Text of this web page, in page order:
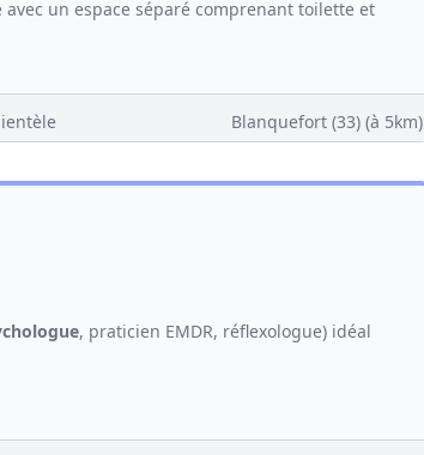
un espace séparé comprenant toilette et
Blanquefort (33)(à 5km)
, praticien EMDR, réflexologue) idéal